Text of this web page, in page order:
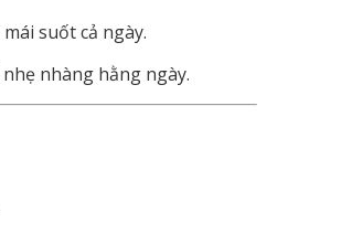
mái suốtcả ngày.
nhẹ nhàng hằng ngày.